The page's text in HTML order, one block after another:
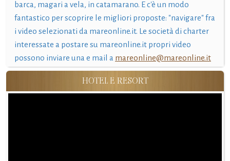
barca, magari a vela, in catamarano. E c'è un modo
fantastico per scoprire le migliori proposte: "navigare" fra
i video selezionati da mareonline.it. Le società di charter
interessate a postare su mareonline.it propri video
possono inviare una e mail a mareonline@mareonline.it
HOTEL E RESORT